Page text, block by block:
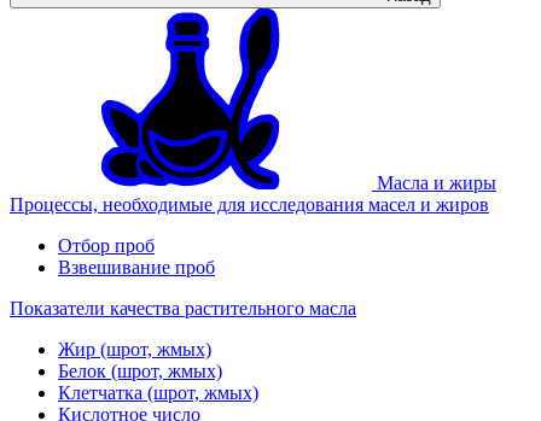
Масла и жиры
Процессы, необходимые для исследования масел и жиров
Отбор проб
Взвешивание проб
Показатели качества растительного масла
Жир (шрот, жмых)
Белок (шрот, жмых)
Клетчатка (шрот, жмых)
Кислотное число